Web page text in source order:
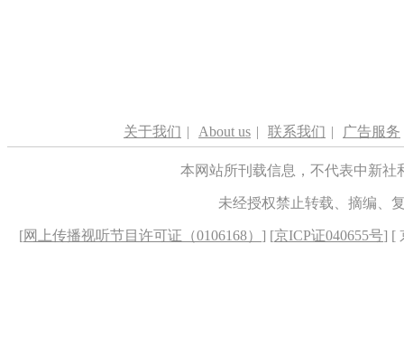
关于我们 | About us | 联系我们 | 广告服务
本网站所刊载信息，不代表中新
未经授权禁止转载、摘编、
[网上传播视听节目许可证（0106168） ] [京ICP证040655号] [